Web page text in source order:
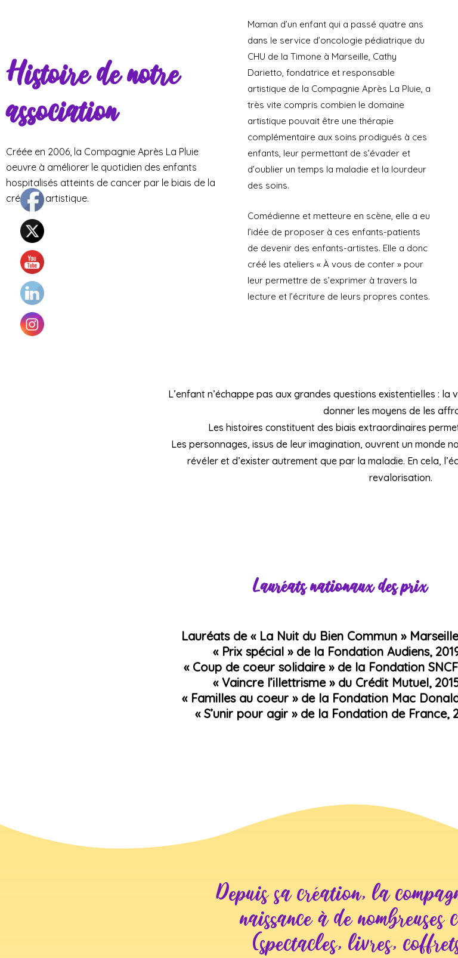
Histoire de notre
association
Créée en 2006, la Compagnie Après La Pluie
oeuvre à améliorer le quotidien des enfants
hospitalisés atteints de cancer par le biais de la
création artistique.
Maman d’un enfant qui a passé quatre ans
dans le service d’oncologie pédiatrique du
CHU de la Timone à Marseille, Cathy
Darietto, fondatrice et responsable
artistique de la Compagnie Après La Pluie, a
très vite compris combien le domaine
artistique pouvait être une thérapie
complémentaire aux soins prodigués à ces
enfants, leur permettant de s’évader et
d’oublier un temps la maladie et la lourdeur
des soins.
Comédienne et metteure en scène, elle a eu
l’idée de proposer à ces enfants-patients
de devenir des enfants-artistes. Elle a donc
créé les ateliers « À vous de conter » pour
leur permettre de s’exprimer à travers la
lecture et l’écriture de leurs propres contes.
L’enfant n’échappe pas aux grandes questions existentielles : la
donner les moyens de les
Les histoires constituent des biais extraordinaires
Les personnages, issus de leur imagination, ouvrent un monde
révéler et d’exister autrement que par la maladie. En cela,
revalorisation.
Lauréats nationaux des prix
Lauréats de « La Nuit du Bien Commun »
« Prix spécial » de la Fondation Audiens,
« Coup de coeur solidaire » de la Fondation
« Vaincre l’illettrisme » du Crédit Mutuel,
« Familles au coeur » de la Fondation Mac
« S’unir pour agir » de la Fondation de France,
Depuis sa création, la
naissance à de nombreuses
(spectacles, livres,